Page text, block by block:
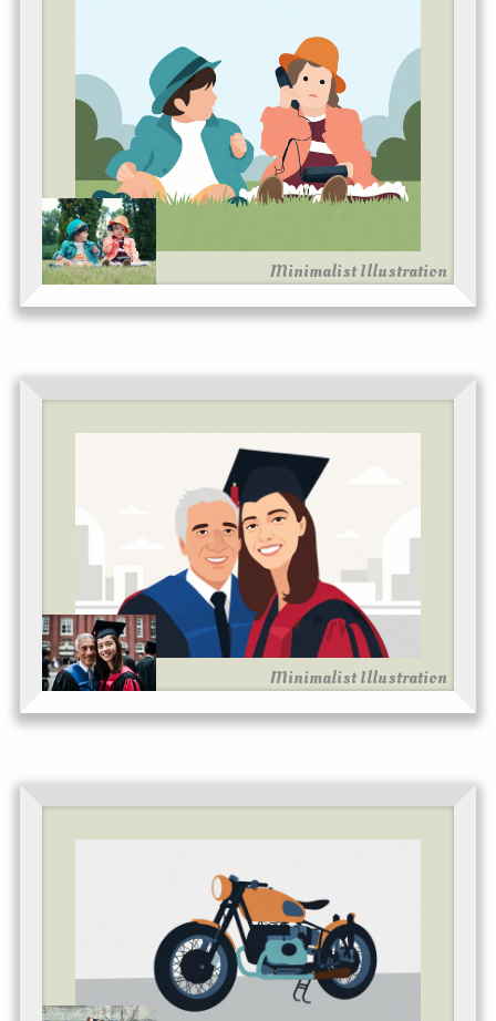
Minimalist Illustration
Minimalist Illustration